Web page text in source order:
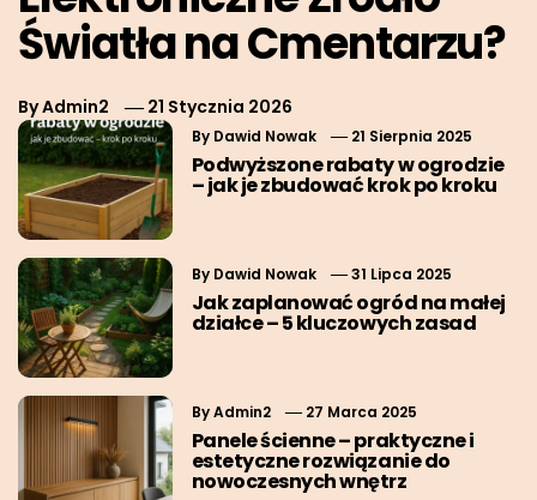
Światła na Cmentarzu?
ByAdmin2 21 Stycznia 2026
By Dawid Nowak 21 Sierpnia 2025
Podwyższone rabaty w ogrodzie
– jak je zbudować krok po kroku
By Dawid Nowak 31 Lipca 2025
Jak zaplanować ogród na małej
działce – 5 kluczowych zasad
ByAdmin2 27 Marca 2025
Panele ścienne – praktyczne i
estetyczne rozwiązanie do
nowoczesnych wnętrz